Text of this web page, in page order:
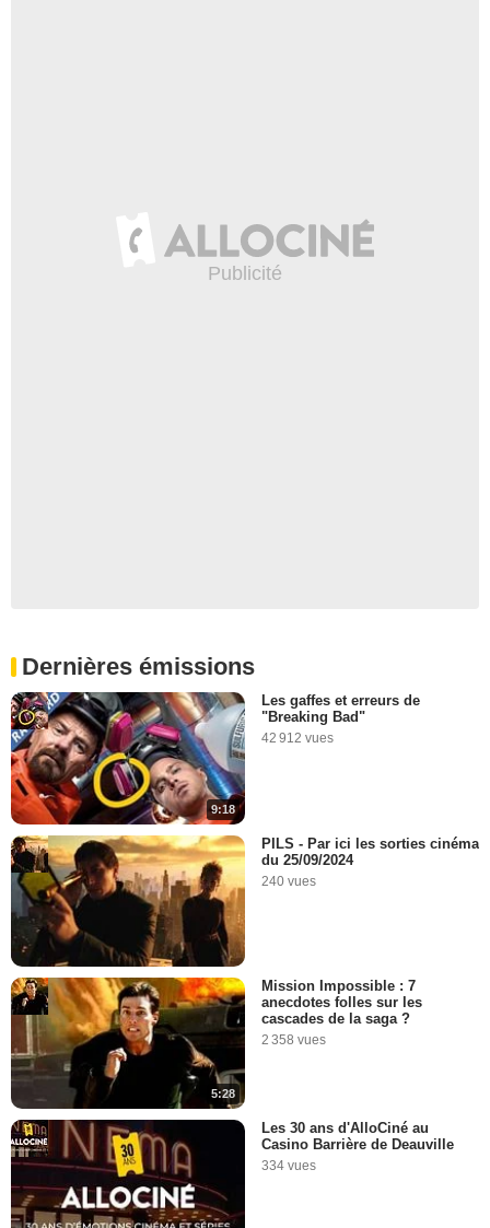
Dernières émissions
9:18
Les gaffes et erreurs de
"Breaking Bad"
42 912 vues
PILS - Par ici les sorties cinéma
du 25/09/2024
240 vues
5:28
Mission Impossible : 7
anecdotes folles sur les
cascades de la saga ?
2 358 vues
Les 30 ans d'AlloCiné au
Casino Barrière de Deauville
334 vues